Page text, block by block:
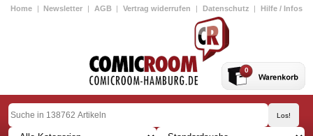
Home | Newsletter | AGB | Vertrag widerrufen | Datenschutz | Hilfe / Infos
0